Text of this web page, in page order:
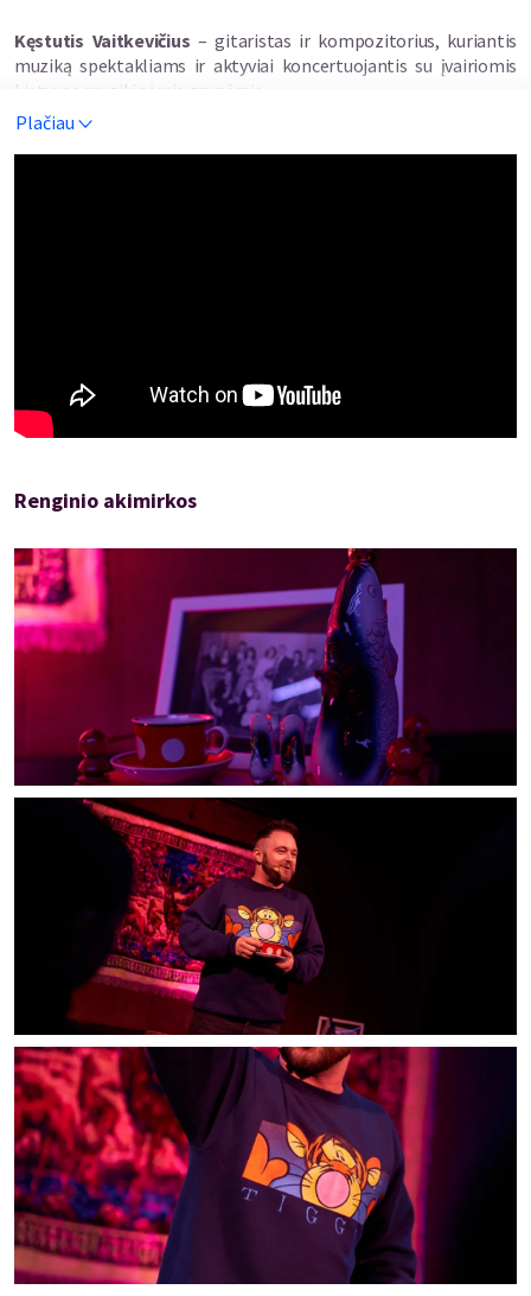
Kęstutis Vaitkevičius – gitaristas ir kompozitorius, kuriantis
muziką spektakliams ir aktyviai koncertuojantis su įvairiomis
Lietuvos muzikinėmis grupėmis.
Plačiau
Renginio akimirkos